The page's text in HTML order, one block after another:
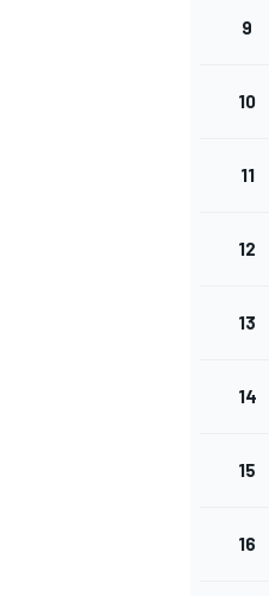
9
10
11
12
13
14
15
16